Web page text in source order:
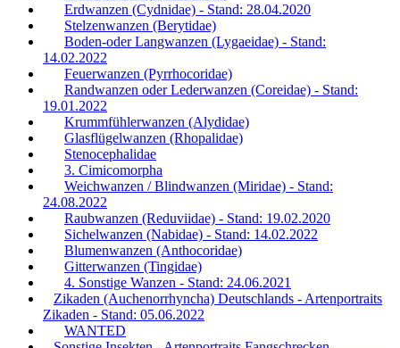
Erdwanzen (Cydnidae) - Stand: 28.04.2020
Stelzenwanzen (Berytidae)
Boden-oder Langwanzen (Lygaeidae) - Stand:
14.02.2022
Feuerwanzen (Pyrrhocoridae)
Randwanzen oder Lederwanzen (Coreidae) - Stand:
19.01.2022
Krummfühlerwanzen (Alydidae)
Glasflügelwanzen (Rhopalidae)
Stenocephalidae
3. Cimicomorpha
Weichwanzen / Blindwanzen (Miridae) - Stand:
24.08.2022
Raubwanzen (Reduviidae) - Stand: 19.02.2020
Sichelwanzen (Nabidae) - Stand: 14.02.2022
Blumenwanzen (Anthocoridae)
Gitterwanzen (Tingidae)
4. Sonstige Wanzen - Stand: 24.06.2021
Zikaden (Auchenorrhyncha) Deutschlands - Artenportraits
Zikaden - Stand: 05.06.2022
WANTED